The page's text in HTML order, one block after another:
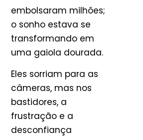
embolsaram milhões;
o sonho estava se
transformando em
uma gaiola dourada.
Eles sorriam para as
câmeras, mas nos
bastidores, a
frustração e a
desconfiança